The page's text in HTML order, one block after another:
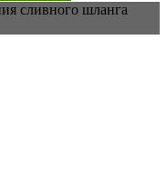
сливного шланга